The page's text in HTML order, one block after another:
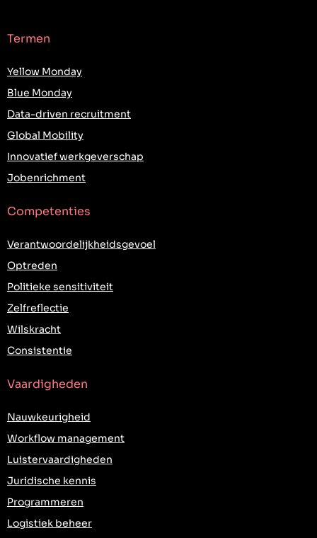
Termen
Yellow Monday
Blue Monday
Data-driven recruitment
Global Mobility
Innovatief werkgeverschap
Jobenrichment
Competenties
Verantwoordelijkheidsgevoel
Optreden
Politieke sensitiviteit
Zelfreflectie
Wilskracht
Consistentie
Vaardigheden
Nauwkeurigheid
Workflow management
Luistervaardigheden
Juridische kennis
Programmeren
Logistiek beheer